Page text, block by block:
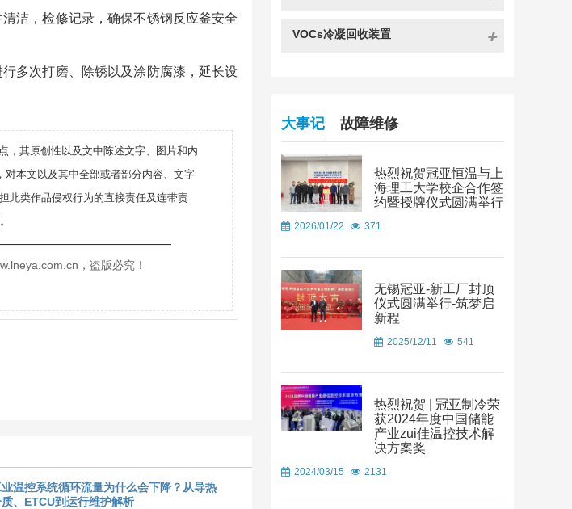
洁，检修记录，确保不锈钢反应釜安全
多次打磨、除锈以及涂防腐漆，延长设
，其原创性以及文中陈述文字、图片和内
本文以及其中全部或者部分内容、文字
此类作品侵权行为的直接责任及连带责
，盗版必究！
温控系统循环流量为什么会下降？从导热
、ETCU到运行维护解析
VOCs冷凝回收装置
大事记 故障维修
热烈祝贺冠亚恒温与上
海理工大学校企合作签
约暨授牌仪式圆满举行
2026/01/22 371
无锡冠亚-新工厂封顶
仪式圆满举行-筑梦启
新程
2025/12/11 541
热烈祝贺 | 冠亚制冷荣
获2024年度中国储能
产业zui佳温控技术解
决方案奖
2024/03/15 2131